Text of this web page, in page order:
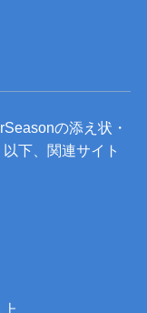
の添え状・
下、関連サイト